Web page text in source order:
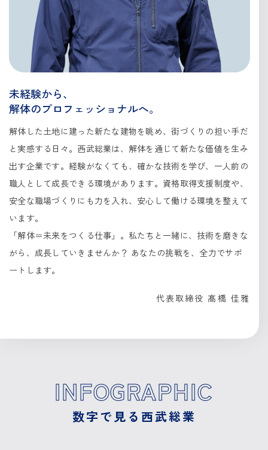
未経験から、
解体のプロフェッショナルへ。
解体した土地に建った新たな建物を眺め、街づくりの担い手だ
と実感する日々。西武総業は、解体を通じて新たな価値を生み
出す企業です。経験がなくても、確かな技術を学び、一人前の
職人として成長できる環境があります。資格取得支援制度や、
安全な職場づくりにも力を入れ、安心して働ける環境を整えて
います。
「解体＝未来をつくる仕事」。私たちと一緒に、技術を磨きな
がら、成長していきませんか？ あなたの挑戦を、全力でサポ
ートします。
代表取締役 髙橋 佳雅
INFOGRAPHIC
数字で見る西武総業